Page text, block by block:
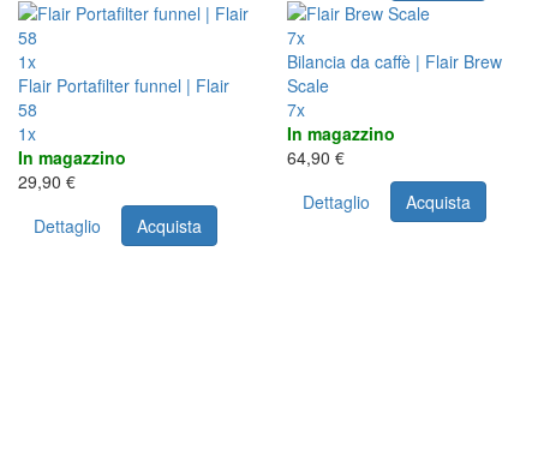
1x
Flair Portafilter funnel | Flair
58
1x
In magazzino
29,90 €
Dettaglio
Acquista
7x
Bilancia da caffè | Flair Brew
Scale
7x
In magazzino
64,90 €
Dettaglio
Acquista